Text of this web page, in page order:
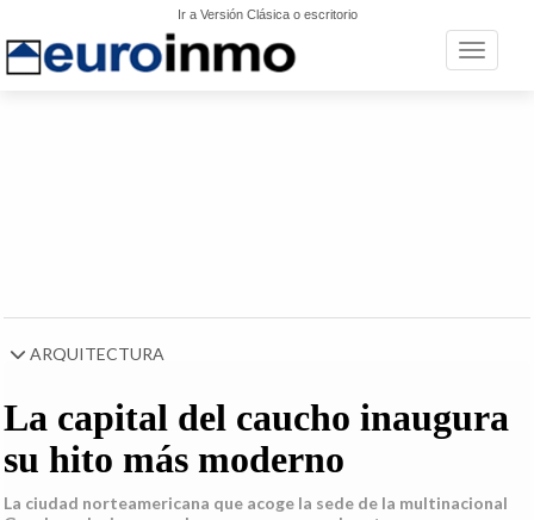
Ir a Versión Clásica o escritorio
Toggle
ARQUITECTURA
La capital del caucho inaugura
su hito más moderno
La ciudad norteamericana que acoge la sede de la multinacional